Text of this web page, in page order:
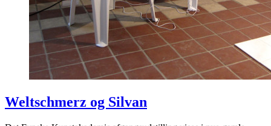
Weltschmerz og Silvan